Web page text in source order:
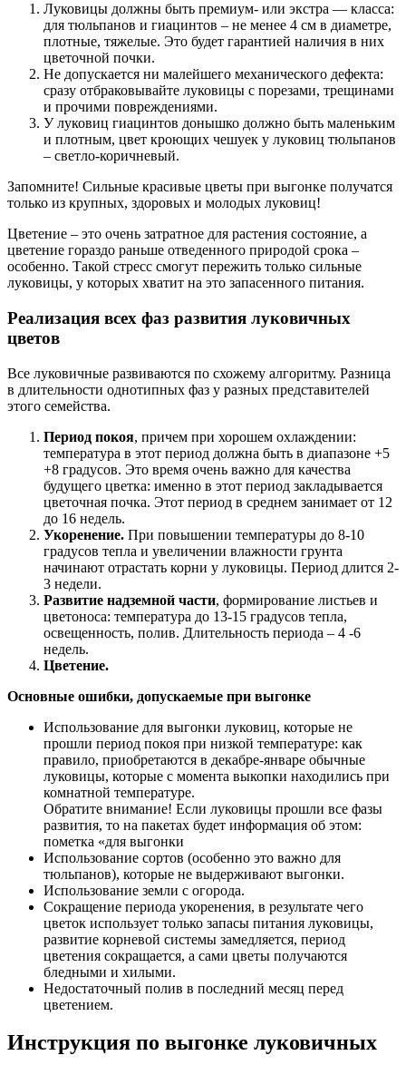
Луковицы должны быть премиум- или экстра — класса:
для тюльпанов и гиацинтов – не менее 4 см в диаметре,
плотные, тяжелые. Это будет гарантией наличия в них
цветочной почки.
Не допускается ни малейшего механического дефекта:
сразу отбраковывайте луковицы с порезами, трещинами
и прочими повреждениями.
У луковиц гиацинтов донышко должно быть маленьким
и плотным, цвет кроющих чешуек у луковиц тюльпанов
– светло-коричневый.
Запомните! Сильные красивые цветы при выгонке получатся
только из крупных, здоровых и молодых луковиц!
Цветение – это очень затратное для растения состояние, а
цветение гораздо раньше отведенного природой срока –
особенно. Такой стресс смогут пережить только сильные
луковицы, у которых хватит на это запасенного питания.
Реализация всех фаз развития луковичных
цветов
Все луковичные развиваются по схожему алгоритму. Разница
в длительности однотипных фаз у разных представителей
этого семейства.
Период покоя, причем при хорошем охлаждении:
температура в этот период должна быть в диапазоне +5
+8 градусов. Это время очень важно для качества
будущего цветка: именно в этот период закладывается
цветочная почка. Этот период в среднем занимает от 12
до 16 недель.
Укоренение. При повышении температуры до 8-10
градусов тепла и увеличении влажности грунта
начинают отрастать корни у луковицы. Период длится 2-
3 недели.
Развитие надземной части, формирование листьев и
цветоноса: температура до 13-15 градусов тепла,
освещенность, полив. Длительность периода – 4 -6
недель.
Цветение.
Основные ошибки, допускаемые при выгонке
Использование для выгонки луковиц, которые не
прошли период покоя при низкой температуре: как
правило, приобретаются в декабре-январе обычные
луковицы, которые с момента выкопки находились при
комнатной температуре.
Обратите внимание! Если луковицы прошли все фазы
развития, то на пакетах будет информация об этом:
пометка «для выгонки
Использование сортов (особенно это важно для
тюльпанов), которые не выдерживают выгонки.
Использование земли с огорода.
Сокращение периода укоренения, в результате чего
цветок использует только запасы питания луковицы,
развитие корневой системы замедляется, период
цветения сокращается, а сами цветы получаются
бледными и хилыми.
Недостаточный полив в последний месяц перед
цветением.
Инструкция по выгонке луковичных